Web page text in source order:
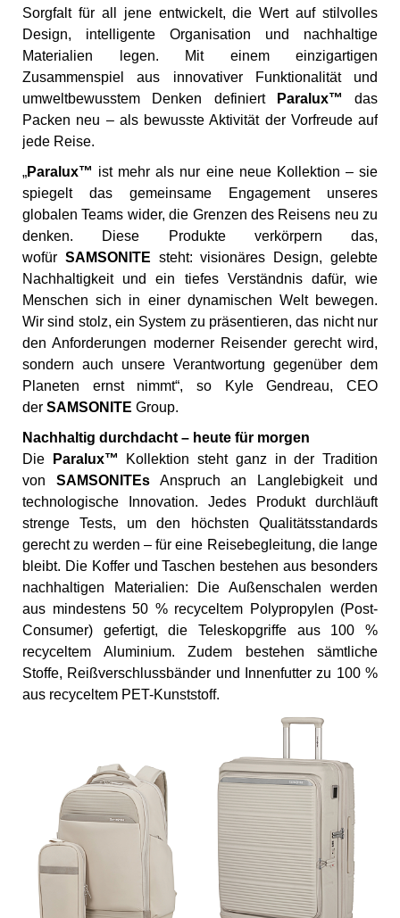
Sorgfalt für all jene entwickelt, die Wert auf stilvolles
Design, intelligente Organisation und nachhaltige
Materialien legen. Mit einem einzigartigen
Zusammenspiel aus innovativer Funktionalität und
umweltbewusstem Denken definiert
Paralux™
das
Packen neu – als bewusste Aktivität der Vorfreude auf
jede Reise.
„Paralux™ ist mehr als nur eine neue Kollektion – sie
spiegelt das gemeinsame Engagement unseres
globalen Teams wider, die Grenzen des Reisens neu zu
denken. Diese Produkte verkörpern das,
wofür SAMSONITE steht: visionäres Design, gelebte
Nachhaltigkeit und ein tiefes Verständnis dafür, wie
Menschen sich in einer dynamischen Welt bewegen.
Wir sind stolz, ein System zu präsentieren, das nicht nur
den Anforderungen moderner Reisender gerecht wird,
sondern auch unsere Verantwortung gegenüber dem
Planeten ernst nimmt“, so Kyle Gendreau, CEO
der SAMSONITE Group.
Nachhaltig durchdacht – heute für morgen
Die
Paralux™
Kollektion steht ganz in der Tradition
von SAMSONITEsAnspruch an Langlebigkeit und
technologische Innovation. Jedes Produkt durchläuft
strenge Tests, um den höchsten Qualitätsstandards
gerecht zu werden – für eine Reisebegleitung, die lange
bleibt. Die Koffer und Taschen bestehen aus besonders
nachhaltigen Materialien: Die Außenschalen werden
aus mindestens 50 % recyceltem Polypropylen (Post-
Consumer) gefertigt, die Teleskopgriffe aus 100 %
recyceltem Aluminium. Zudem bestehen sämtliche
Stoffe, Reißverschlussbänder und Innenfutter zu 100 %
aus recyceltem PET-Kunststoff.